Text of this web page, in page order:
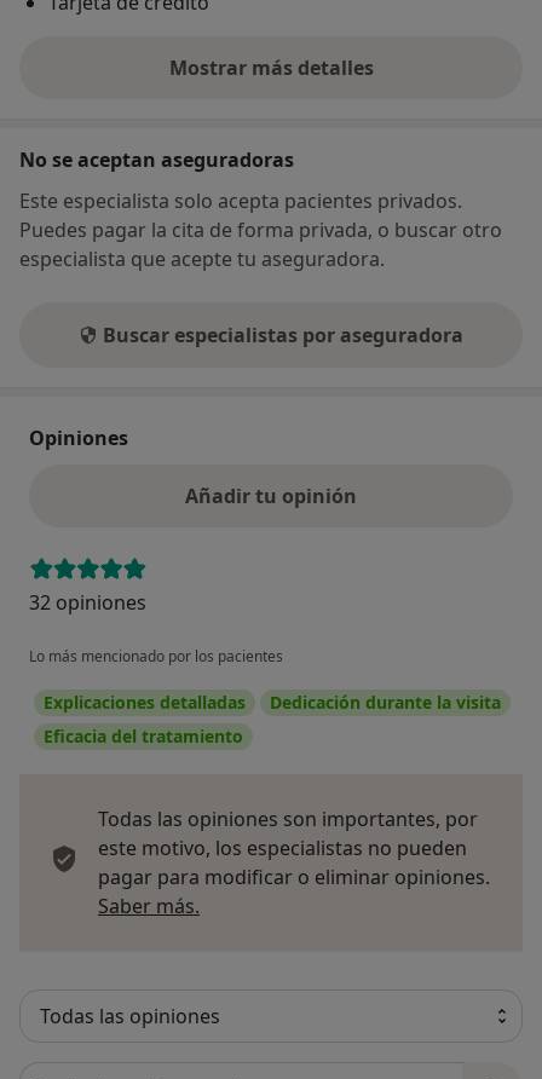
Mostrar más detalles
sobre la dirección
No se aceptan aseguradoras
Este especialista solo acepta pacientes privados.
Puedes pagar la cita de forma privada, o buscar otro
especialista que acepte tu aseguradora.
Buscar especialistas por aseguradora
Opiniones
Añadir tu opinión
32 opiniones
Lo más mencionado por los pacientes
Explicaciones detalladas
Dedicación durante la visita
Eficacia del tratamiento
Todas las opiniones son importantes, por
este motivo, los especialistas no pueden
pagar para modificar o eliminar opiniones.
Saber más.